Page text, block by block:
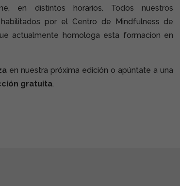
en distintos horarios. Todos nuestros
por el Centro de Mindfulness de
actualmente homologa esta formacion en
en nuestra próxima edición o apúntate a una
gratuita.